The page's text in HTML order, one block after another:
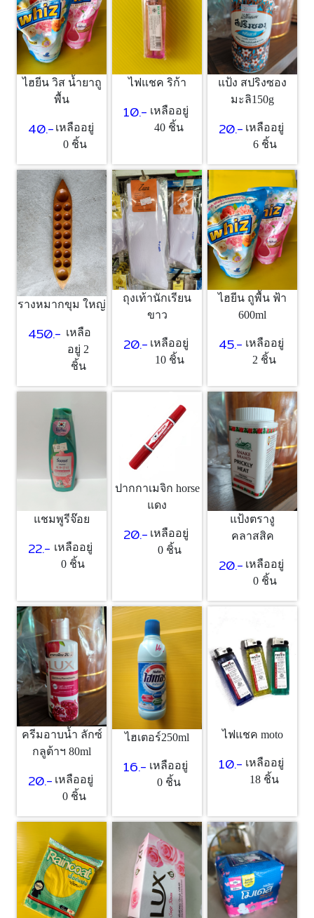
ไฮยีน วิส น้ำยาถู
พื้น
40.- เหลืออยู่
0 ชิ้น
ไฟแชค ริก้า
10.- เหลืออยู่
40 ชิ้น
แป้ง สปริงซอง
มะลิ150g
20.- เหลืออยู่
6 ชิ้น
รางหมากขุม ใหญ่
450.- เหลือ
อยู่ 2
ชิ้น
ถุงเท้านักเรียน
ขาว
20.- เหลืออยู่
10 ชิ้น
ไฮยีน ถูพื้น ฟ้า
600ml
45.- เหลืออยู่
2 ชิ้น
แชมพูรีจ๊อย
22.- เหลืออยู่
0 ชิ้น
ปากกาเมจิก horse
แดง
20.- เหลืออยู่
0 ชิ้น
แป้งตรางู
คลาสสิค
20.- เหลืออยู่
0 ชิ้น
ครีมอาบน้ำ ลักซ์
กลูต้าฯ 80ml
20.- เหลืออยู่
0 ชิ้น
ไฮเตอร์250ml
16.- เหลืออยู่
0 ชิ้น
ไฟแชค moto
10.- เหลืออยู่
18 ชิ้น